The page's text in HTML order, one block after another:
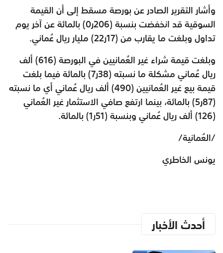
وأشار التقرير الصادر عن بورصة مسقط إلى أن القيمة
السوقية قد انخفضت بنسبة (206ر0) بالمائة عن آخر يوم
تداول وبلغت ما يقارب من (17ر22) مليار ريال عُماني.
وبلغت قيمة شراء غير العُمانيين في البورصة (616) ألف
ريال عُماني مشكلة ما نسبته (38ر7) بالمائة فيما بلغت
قيمة بيع غير العُمانيين (490) ألف ريال عُماني أي ما نسبته
(87ر5) بالمائة، بينما ارتفع صافي الاستثمار غير العُماني
(126) ألف ريال عُماني وبنسبة (51ر1) بالمائة.
/العُمانية/
يونس الخاطري
أحدث الأخبار